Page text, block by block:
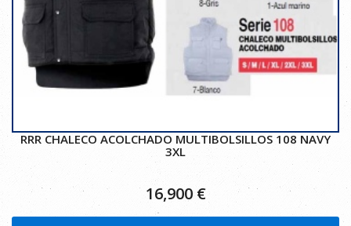
RRR CHALECO ACOLCHADO MULTIBOLSILLOS 108 NAVY
3XL
16,900 €